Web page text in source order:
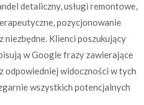
detaliczny, usługi remontowe,
pozycjonowanie
niezbędne. Klienci poszukujący
w Google frazy zawierające
odpowiedniej widoczności w tych
wszystkich potencjalnych